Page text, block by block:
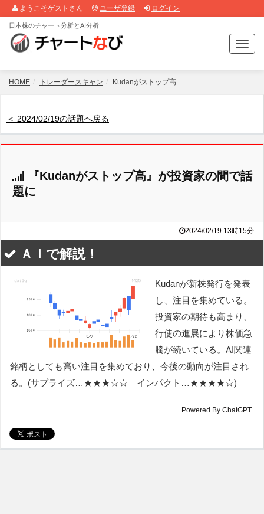
ようこそゲストさん ユーザ登録 ログイン
T
o
g
a
日本株のチャート分析とAI分析
HOME トレーダースキャン Kudanがストップ高
＜ 2024/02/19の話題へ戻る
『Kudanがストップ高』が投資家の間で話
題に
2024/02/19 13時15分
ＡＩで解説！
Kudanが新株発行を発表
し、注目を集めている。
投資家の期待も高まり、
行使の進展により株価急
騰が続いている。AI関連
銘柄としても高い注目を集めており、今後の動向が注目され
る。(サプライズ…★★★☆☆ インパクト…★★★★☆)
Powered By ChatGPT